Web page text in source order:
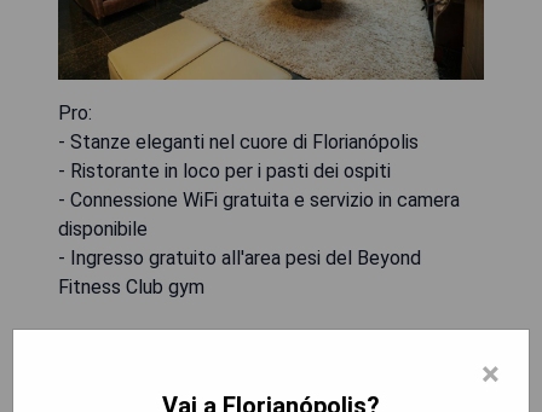
Pro:
- Stanze eleganti nel cuore di Florianópolis
- Ristorante in loco per i pasti dei ospiti
- Connessione WiFi gratuita e servizio in camera
disponibile
- Ingresso gratuito all'area pesi del Beyond
Fitness Club gym
con supplemento
×
Vai a Florianópolis?